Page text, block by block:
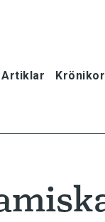
Artiklar Krönikor
Krönikor